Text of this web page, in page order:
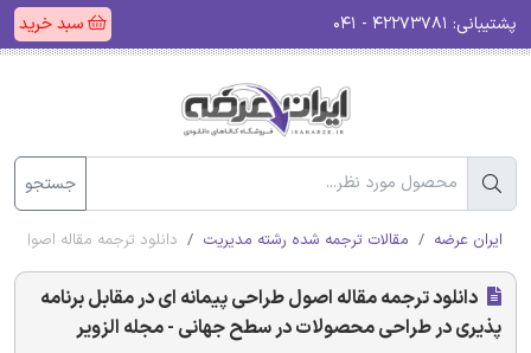
پشتیبانی: سبد خرید
جستجو
ایران عرضه مقالات ترجمه شده رشته مدیریت دانلود ترجمه مقاله اصول
دانلود ترجمه مقاله اصول طراحی پیمانه ای در مقابل برنامه
پذیری در طراحی محصولات در سطح جهانی - مجله الزویر